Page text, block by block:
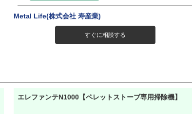
Metal Life(株式会社 寿産業)
すぐに相談する
エレファンテN1000【ペレットストーブ専用掃除機】